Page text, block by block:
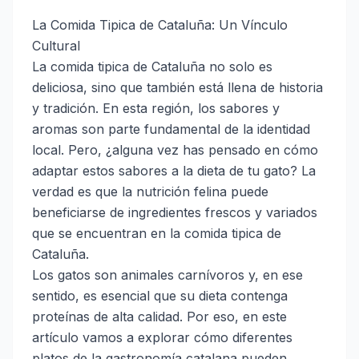
La Comida Tipica de Cataluña: Un Vínculo
Cultural
La comida tipica de Cataluña no solo es
deliciosa, sino que también está llena de historia
y tradición. En esta región, los sabores y
aromas son parte fundamental de la identidad
local. Pero, ¿alguna vez has pensado en cómo
adaptar estos sabores a la dieta de tu gato? La
verdad es que la nutrición felina puede
beneficiarse de ingredientes frescos y variados
que se encuentran en la comida tipica de
Cataluña.
Los gatos son animales carnívoros y, en ese
sentido, es esencial que su dieta contenga
proteínas de alta calidad. Por eso, en este
artículo vamos a explorar cómo diferentes